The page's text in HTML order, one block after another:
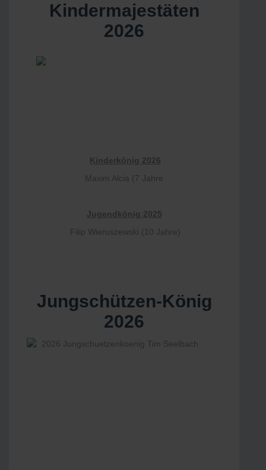
Kindermajestäten
2026
Kinderkönig 2026
Maxim Alcia (7 Jahre
Jugendkönig 2025
Filip Wieruszewski (10 Jahre)
Jungschützen-König
2026